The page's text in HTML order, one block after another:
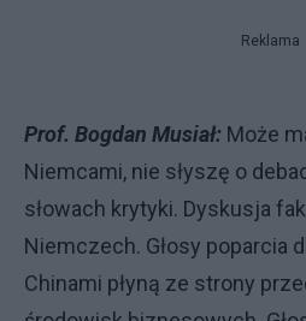
Reklama
Prof. Bogdan Musiał: Może
Niemcami, nie słyszę o
słowach krytyki. Dyskusja
Niemczech. Głosy poparcia
Chinami płyną ze strony